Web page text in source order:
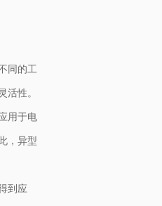
同的工
性。
用于电
，异型
到应